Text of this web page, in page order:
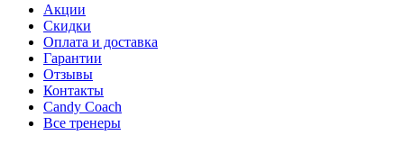
Акции
Скидки
Оплата и доставка
Гарантии
Отзывы
Контакты
Candy Coach
Все тренеры